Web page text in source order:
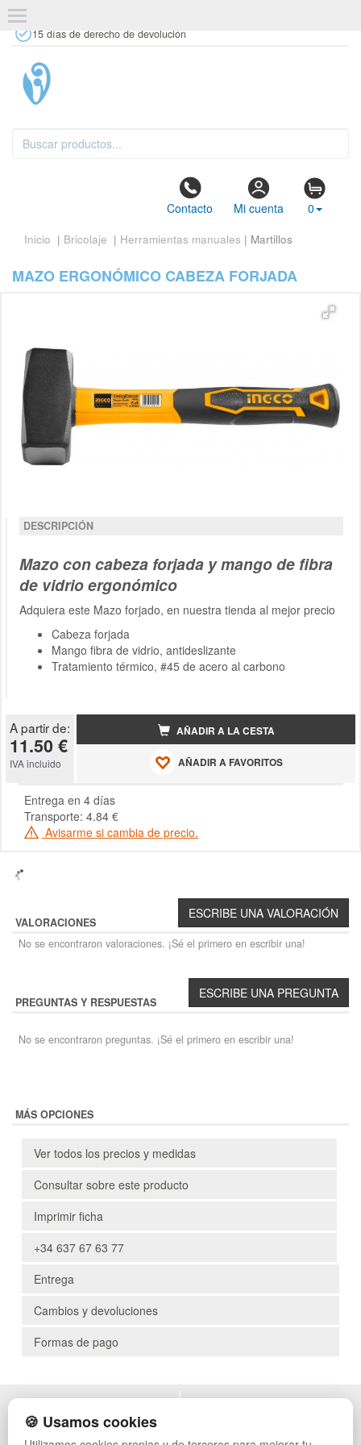
15 días de derecho de devolución
Contacto Mi cuenta 0
Inicio | Bricolaje | Herramientas manuales | Martillos
MAZO ERGONÓMICO CABEZA FORJADA
DESCRIPCIÓN
Mazo con cabeza forjada y mango de fibra
de vidrio ergonómico
Adquiera este Mazo forjado, en nuestra tienda al mejor precio
Cabeza forjada
Mango fibra de vidrio, antideslizante
Tratamiento térmico, #45 de acero al carbono
A partir de:
11.50 €
IVA incluido
AÑADIR A LA CESTA
AÑADIR A FAVORITOS
Entrega en 4 días
Transporte: 4.84 €
Avisarme si cambia de precio.
VALORACIONES
No se encontraron valoraciones. ¡Sé el primero en escribir una!
PREGUNTAS Y RESPUESTAS
No se encontraron preguntas. ¡Sé el primero en escribir una!
MÁS OPCIONES
Ver todos los precios y medidas
Consultar sobre este producto
Imprimir ficha
+34 637 67 63 77
Entrega
Cambios y devoluciones
Formas de pago
POLÍTICA DE PRIVACIDAD
CONDICIONES DE USO
🍪 Usamos cookies